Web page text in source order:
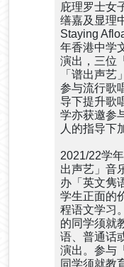
庇理罗士女
缮嘉及显理
Staying
年香港中学
演出，三位
「谱出声
参与流行歌
导下提升歌
学亦获邀参
人的指导下
2021/22学
出声艺」音
办「英文隽
学生正面的
程语文学习
的同学须就
语、普通话
演出。参与
同学须就教